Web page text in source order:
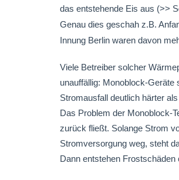
das entstehende Eis aus (>>
Genau dies geschah z.B.
Innung Berlin waren davon
Viele Betreiber solcher
unauffällig: Monoblock-
Stromausfall deutlich härter
Das Problem der Monoblock-
zurück fließt. Solange Strom
Stromversorgung weg, steht
Dann entstehen